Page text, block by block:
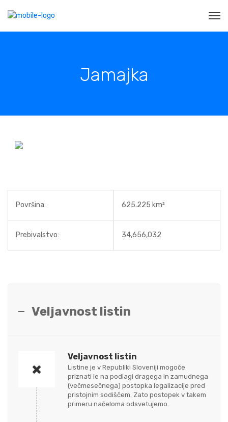
Jamajka
Površina: 625.225 km²
Prebivalstvo: 34,656,032
Veljavnost listin
Veljavnost listin
Listine je v Republiki Sloveniji mogoče
priznati le na podlagi dragega in zamudnega
(večmesečnega) postopka legalizacije pred
pristojnim sodiščem. Zato postopek v takem
primeru načeloma odsvetujemo.